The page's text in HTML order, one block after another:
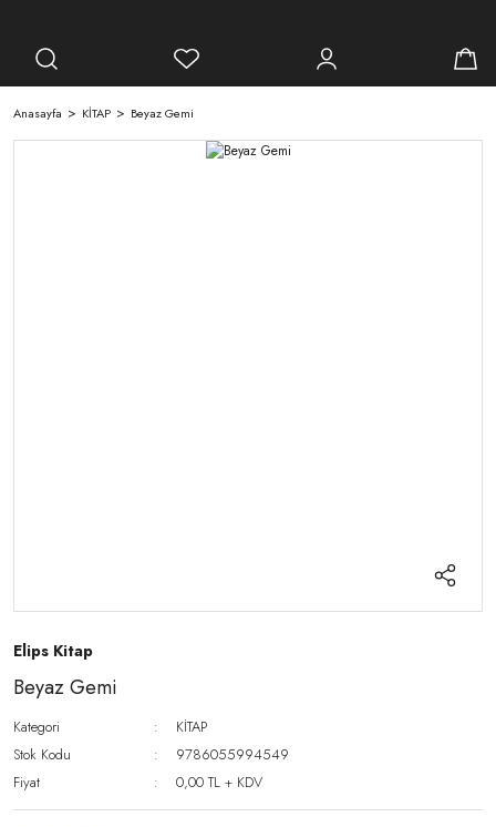
Anasayfa KİTAP Beyaz Gemi
Elips Kitap
Beyaz Gemi
Kategori
KİTAP
Stok Kodu
9786055994549
Fiyat
0,00 TL + KDV